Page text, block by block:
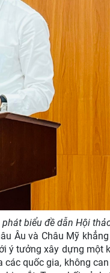
phát biểu đề dẫn Hội
Âu và Châu Mỹ
ý tưởng xây dựng một
quốc gia, không